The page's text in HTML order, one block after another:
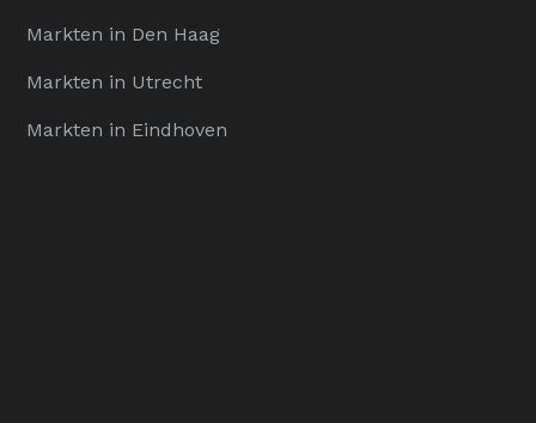
Markten in Den Haag
Markten in Utrecht
Markten in Eindhoven